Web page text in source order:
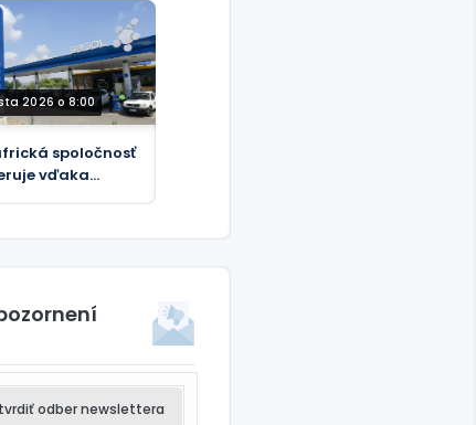
mínami,
generálny
Rosatomu
2026 o 8:00
spoločnosť
vďaka
odber newslettera